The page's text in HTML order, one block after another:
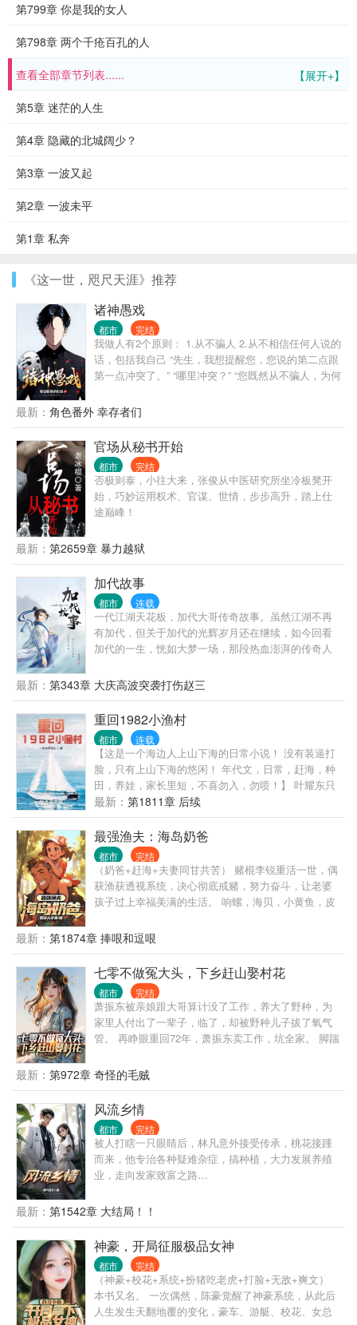
第799章 你是我的女人
第798章 两个千疮百孔的人
【展开+】
查看全部章节列表......
第5章 迷茫的人生
第4章 隐藏的北城阔少？
第3章 一波又起
第2章 一波未平
第1章 私奔
《这一世，咫尺天涯》推荐
诸神愚戏
都市 完结
我做人有2个原则： 1.从不骗人 2.从不相信任何人说的
话，包括我自己 “先生，我想提醒您，您说的第二点跟
第一点冲突了。” “哪里冲突？” “您既然从不骗人，为何
自己当人。” “？” ... 自我介绍一下，我叫程实，从不骗
人的程实。 什么，你没听说过我？ 没关系，你只是还
没被我骗过。 很快，你就会记得了。 ... 书名，其他均
为推广。 无系统，不无敌，非爽文，介意慎入 ...
最新： 角色番外 幸存者们
官场从秘书开始
都市 完结
否极则泰，小往大来，张俊从中医研究所坐冷板凳开
始，巧妙运用权术、官谋、世情，步步高升，踏上仕
途巅峰！
最新： 第2659章 暴力越狱
加代故事
都市 连载
一代江湖天花板，加代大哥传奇故事。虽然江湖不再
有加代，但关于加代的光辉岁月还在继续，如今回看
加代的一生，恍如大梦一场，那段热血澎湃的传奇人
的心。加代的一生，为北京和深圳乃至全国江湖画上
了浓墨重彩的一笔！
最新： 第343章 大庆高波突袭打伤赵三
重回1982小渔村
都市 连载
【这是一个海边人上山下海的日常小说！ 没有装逼打
脸，只有上山下海的悠闲！ 年代文，日常，赶海，种
田，养娃，家长里短，不喜勿入，勿喷！】 叶耀东只
是睡不着觉，想着去甲板上吹吹风，尿个尿，没想到
掉海里回到了1982年。 还是那个熟悉的小渔村，只是
他已经不是年轻时候的他了。 混账了半辈子，这回他
想好好来过的，只是怎么一个个都不相信呢…… 上辈
子没出息，这辈子他也没什么大理想大志向，只想挽
回遗憾，跟老婆好好过日子，一家子平安喜乐就好。
【说明一下，改笔名了，原来是叫“一杯冰柠檬水”，现
在改为“米饭的米”】
最新： 第1811章 后续
最强渔夫：海岛奶爸
都市 完结
（奶爸+赶海+夫妻同甘共苦） 赌棍李锐重活一世，偶
获渔获透视系统，决心彻底戒赌，努力奋斗，让老婆
孩子过上幸福美满的生活。 响螺，海贝，小黄鱼，皮
最新： 第1874章 捧哏和逗哏
七零不做冤大头，下乡赶山娶村花
都市 完结
萧振东被亲娘跟大哥算计没了工作，养大了野种，为
家里人付出了一辈子，临了，却被野种儿子拔了氧气
管。 再睁眼重回72年，萧振东卖工作，坑全家。 脚踹
场发挥余热，三弟、四妹废物利用，去大西北植树造
林。 萧振东挥挥衣袖，搬空全家下乡大东北。 他养白
鹰、救紫貂，就连陆地庞然大物小驼鹿也上门求收
留。 上山打猎，下河摸鱼，小日子有滋有味。 直到大
队长曹得虎一脸慈祥的：“东子，我打算让你接管猎户
队。” 萧振东尔康手，婉拒了哈！ 可等瞧见原猎户头
头那如花似玉的闺女，萧振东一脸坚定的迎了上
去，“嗐！都是一家人，说这话，见外了嗷~” 萧振东：
定了！
最新： 第972章 奇怪的毛贼
风流乡情
都市 完结
被人打瞎一只眼睛后，林凡意外接受传承，桃花接踵
而来，他专治各种疑难杂症，搞种植，大力发展养殖
业，走向发家致富之路…
最新： 第1542章 大结局！！
神豪，开局征服极品女神
都市 完结
（神豪+校花+系统+扮猪吃老虎+打脸+无敌+爽文）
本书又名。 一次偶然，陈豪觉醒了神豪系统，从此后
人生发生天翻地覆的变化，豪车、游艇、校花、女总